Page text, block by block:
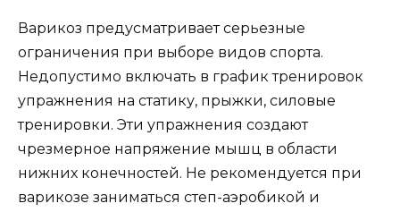
Варикоз предусматривает серьезные
ограничения при выборе видов спорта.
Недопустимо включать в график тренировок
упражнения на статику, прыжки, силовые
тренировки. Эти упражнения создают
чрезмерное напряжение мышц в области
нижних конечностей. Не рекомендуется при
варикозе заниматься степ-аэробикой и